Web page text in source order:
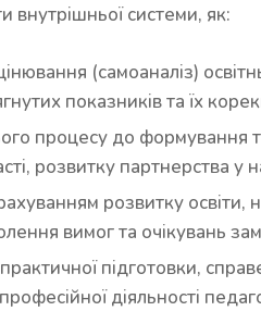
внутрішньої системи, як:
(самоаналіз)
показників та їх
процесу до формування
розвитку партнерства у
розвитку освіти,
вимог та очікувань
підготовки,
діяльності